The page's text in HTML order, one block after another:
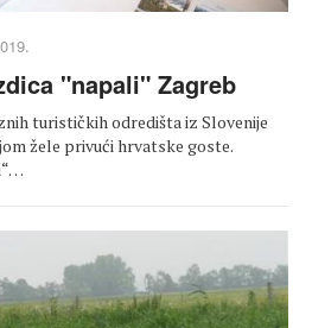
"napali" Zagreb
turističkih odredišta iz Slovenije
žele privući hrvatske goste.